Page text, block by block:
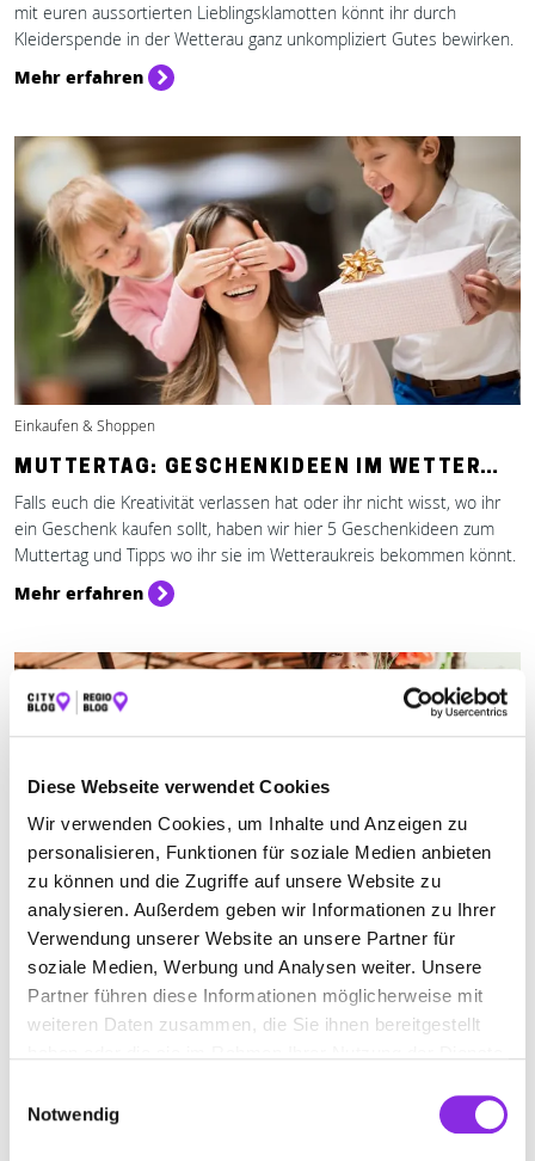
Diese Webseite verwendet Cookies
Wir verwenden Cookies, um Inhalte und Anzeigen zu
personalisieren, Funktionen für soziale Medien anbieten
zu können und die Zugriffe auf unsere Website zu
analysieren. Außerdem geben wir Informationen zu Ihrer
Verwendung unserer Website an unsere Partner für
soziale Medien, Werbung und Analysen weiter. Unsere
Partner führen diese Informationen möglicherweise mit
weiteren Daten zusammen, die Sie ihnen bereitgestellt
Notwendig
mit euren aussortierten Lieblingsklamotten könnt ihr durch
Kleiderspende in der Wetterau ganz unkompliziert Gutes bewirken.
Mehr erfahren
Einkaufen & Shoppen
MUTTERTAG: GESCHENKIDEEN IM WETTER…
Falls euch die Kreativität verlassen hat oder ihr nicht wisst, wo ihr
ein Geschenk kaufen sollt, haben wir hier 5 Geschenkideen zum
Muttertag und Tipps wo ihr sie im Wetteraukreis bekommen könnt.
Mehr erfahren
Einkaufen & Shoppen
Die Wochenmärkte im Wetteraukreis sind bunt, vielfältig und lassen